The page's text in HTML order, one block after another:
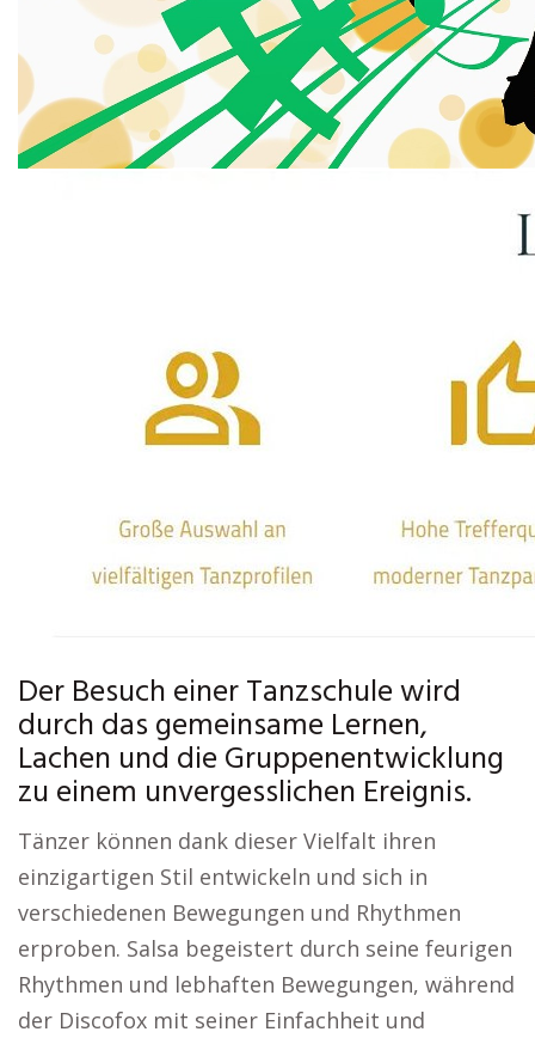
Der Besuch einer Tanzschule wird
durch das gemeinsame Lernen,
Lachen und die Gruppenentwicklung
zu einem unvergesslichen Ereignis.
Tänzer können dank dieser Vielfalt ihren
einzigartigen Stil entwickeln und sich in
verschiedenen Bewegungen und Rhythmen
erproben. Salsa begeistert durch seine feurigen
Rhythmen und lebhaften Bewegungen, während
der Discofox mit seiner Einfachheit und